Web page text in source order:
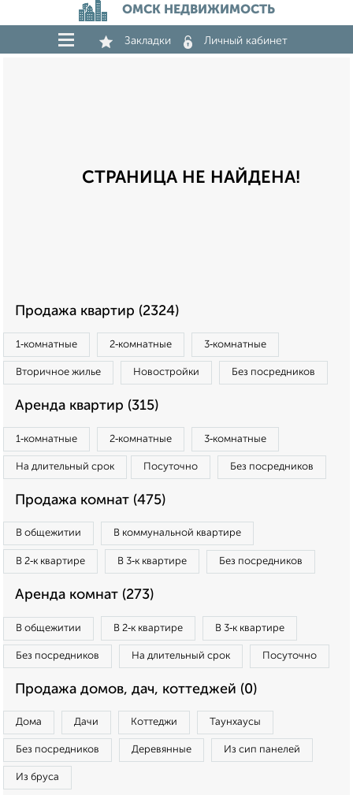
ОМСК НЕДВИЖИМОСТЬ
Закладки Личный кабинет
СТРАНИЦА НЕ НАЙДЕНА!
Продажа квартир (2324)
1‑комнатные 2‑комнатные 3‑комнатные
Вторичное жилье Новостройки Без посредников
Аренда квартир (315)
1‑комнатные 2‑комнатные 3‑комнатные
На длительный срок Посуточно Без посредников
Продажа комнат (475)
В общежитии В коммунальной квартире
В 2‑к квартире В 3‑к квартире Без посредников
Аренда комнат (273)
В общежитии В 2‑к квартире В 3‑к квартире
Без посредников На длительный срок Посуточно
Продажа домов, дач, коттеджей (0)
Дома Дачи Коттеджи Таунхаусы
Без посредников Деревянные Из сип панелей
Из бруса